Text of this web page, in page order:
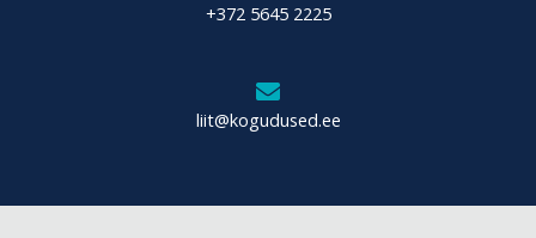
+372 5645 2225
liit@kogudused.ee